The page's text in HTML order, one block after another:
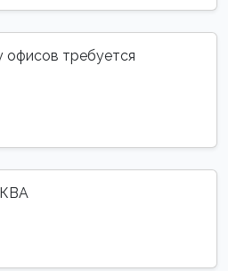
требуется